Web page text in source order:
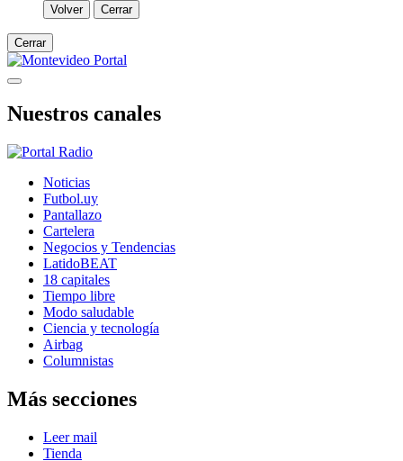
Volver Cerrar
Cerrar
Nuestros canales
Noticias
Futbol.uy
Pantallazo
Cartelera
Negocios y Tendencias
LatidoBEAT
18 capitales
Tiempo libre
Modo saludable
Ciencia y tecnología
Airbag
Columnistas
Más secciones
Leer mail
Tienda